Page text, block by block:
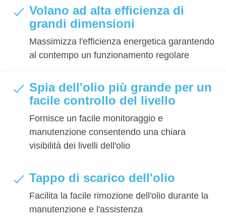
Volano ad alta efficienza di
grandi dimensioni
Massimizza l'efficienza energetica garantendo
al contempo un funzionamento regolare
Spia dell'olio più grande per un
facile controllo del livello
Fornisce un facile monitoraggio e
manutenzione consentendo una chiara
visibilità dei livelli dell'olio
Tappo di scarico dell'olio
Facilita la facile rimozione dell'olio durante la
manutenzione e l'assistenza